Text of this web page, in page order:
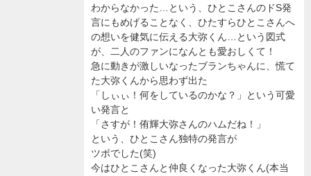
わからなかった…という、ひとこさんのドS発
言にもめげることなく、ひたすらひとこさんへ
の想いを健気に伝える大弥くん…という図式
が、二人のファンになんとも愛おしくて！
急に動きが激しいなったブランちゃんに、慌て
た大弥くんから思わず出た
「しぃぃ！何をしているのかな？」という可愛
い発言と
「さすが！侑輝大弥さんのハムだね！」
という、ひとこさん独特の発言が
ツボでした(笑)
今はひとこさんと仲良くなった大弥くん(本当